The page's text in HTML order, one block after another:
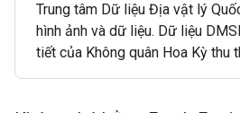
Trung tâm Dữ liệu Địa vật lý
hình ảnh và dữ liệu. Dữ liệu
tiết của Không quân Hoa Kỳ thu